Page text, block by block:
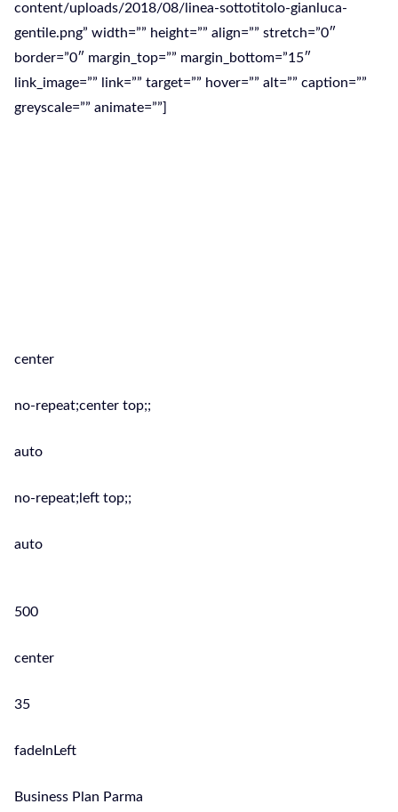
content/uploads/2018/08/linea-sottotitolo-gianluca-
gentile.png” width=”” height=”” align=”” stretch=”0″
border=”0″ margin_top=”” margin_bottom=”15″
link_image=”” link=”” target=”” hover=”” alt=”” caption=””
greyscale=”” animate=””]
center
no-repeat;center top;;
auto
no-repeat;left top;;
auto
500
center
35
fadeInLeft
Business Plan Parma